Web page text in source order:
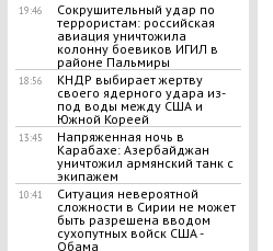
19:46
Сокрушительный удар по
террористам: российская
авиация уничтожила
колонну боевиков ИГИЛ в
районе Пальмиры
18:56
КНДР выбирает жертву
своего ядерного удара из-
под воды между США и
Южной Кореей
13:45
Напряженная ночь в
Карабахе: Азербайджан
уничтожил армянский танк с
экипажем
10:41
Ситуация невероятной
сложности в Сирии не может
быть разрешена вводом
сухопутных войск США -
Обама